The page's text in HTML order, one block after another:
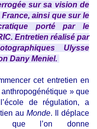
sur sa vision de
ainsi que sur le
porté par le
Entretien réalisé par
Ulysse
Dany Meniel.
cet entretien en
» que
de régulation, a
au Monde. Il déplace
que l’on donne